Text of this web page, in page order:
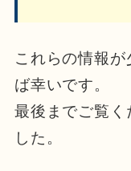
これらの情報
ば幸いです。
最後までご覧く
した。